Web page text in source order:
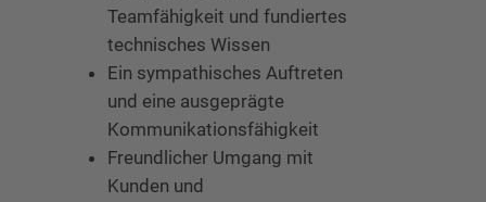
Teamfähigkeit und fundiertes
technisches Wissen
Ein sympathisches Auftreten
und eine ausgeprägte
Kommunikationsfähigkeit
Freundlicher Umgang mit
Kunden und